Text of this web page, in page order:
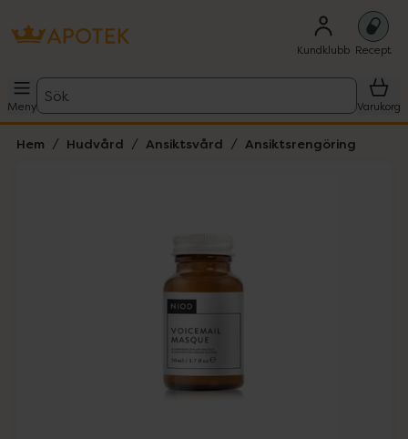
Kundklubb Recept
Meny
Sök
Varukorg
Hem Hudvård Ansiktsvård Ansiktsrengöring